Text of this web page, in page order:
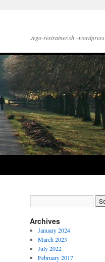
./ego-restrainer.sh –wordpress
Archives
January 2024
March 2023
July 2022
February 2017